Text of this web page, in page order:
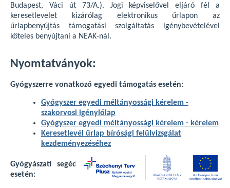
Budapest, Váci út 73/A.). Jogi képviselővel eljáró fél a
keresetlevelet kizárólag elektronikus űrlapon az
űrlapbenyújtás támogatási szolgáltatás igénybevételével
köteles benyújtani a NEAK-nál.
Nyomtatványok:
Gyógyszerre vonatkozó egyedi támogatás esetén:
Gyógyszer egyedi méltányossági kérelem -
szakorvosi igénylőlap
Gyógyszer egyedi méltányossági kérelem - kérelem
Keresetlevél űrlap bírósági felülvizsgálat
kezdeményezéséhez
Gyógyászati segédeszközre vonatkozó egyedi támogatás
esetén: